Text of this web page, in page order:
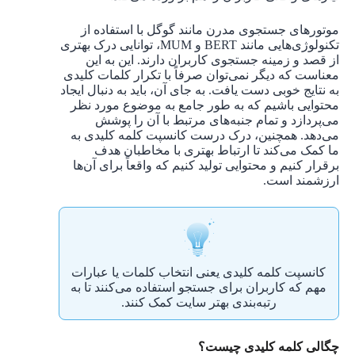
موتورهای جستجوی مدرن مانند گوگل با استفاده از
تکنولوژی‌هایی مانند BERT و MUM، توانایی درک بهتری
از قصد و زمینه جستجوی کاربران دارند. این به این
معناست که دیگر نمی‌توان صرفاً با تکرار کلمات کلیدی
به نتایج خوبی دست یافت. به جای آن، باید به دنبال ایجاد
محتوایی باشیم که به طور جامع به موضوع مورد نظر
می‌پردازد و تمام جنبه‌های مرتبط با آن را پوشش
می‌دهد. همچنین، درک درست کانسپت کلمه کلیدی به
ما کمک می‌کند تا ارتباط بهتری با مخاطبان هدف
برقرار کنیم و محتوایی تولید کنیم که واقعاً برای آن‌ها
ارزشمند است.
کانسپت کلمه کلیدی یعنی انتخاب کلمات یا عبارات
مهم که کاربران برای جستجو استفاده می‌کنند تا به
رتبه‌بندی بهتر سایت کمک کنند.
چگالی کلمه کلیدی چیست؟